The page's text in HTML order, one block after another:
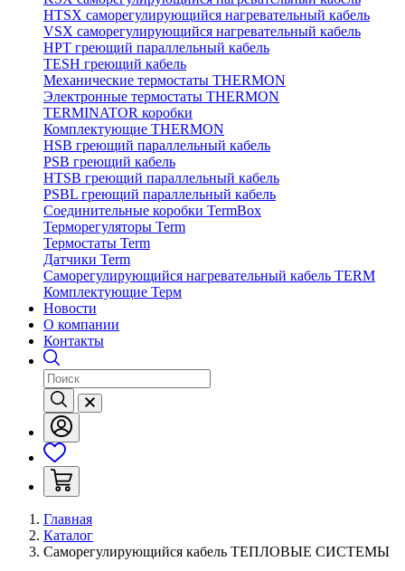
HTSX саморегулирующийся нагревательный кабель
VSX саморегулирующийся нагревательный кабель
НРТ греющий параллельный кабель
TESH греющий кабель
Механические термостаты THERMON
Электронные термостаты THERMON
TERMINATOR коробки
Комплектующие THERMON
HSB греющий параллельный кабель
PSB греющий кабель
HTSB греющий параллельный кабель
PSBL греющий параллельный кабель
Соединительные коробки TermBox
Терморегуляторы Term
Термостаты Term
Датчики Term
Саморегулирующийся нагревательный кабель TERM
Комплектующие Терм
Новости
О компании
Контакты
Главная
Каталог
Саморегулирующийся кабель ТЕПЛОВЫЕ СИСТЕМЫ